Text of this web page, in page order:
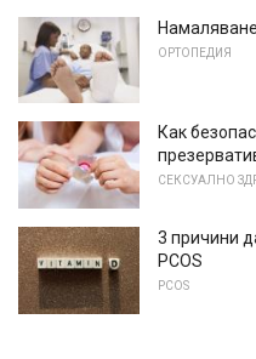
ОРТОПЕДИЯ
Как
СЕКСУАЛНО
3 причини
PCOS
PCOS